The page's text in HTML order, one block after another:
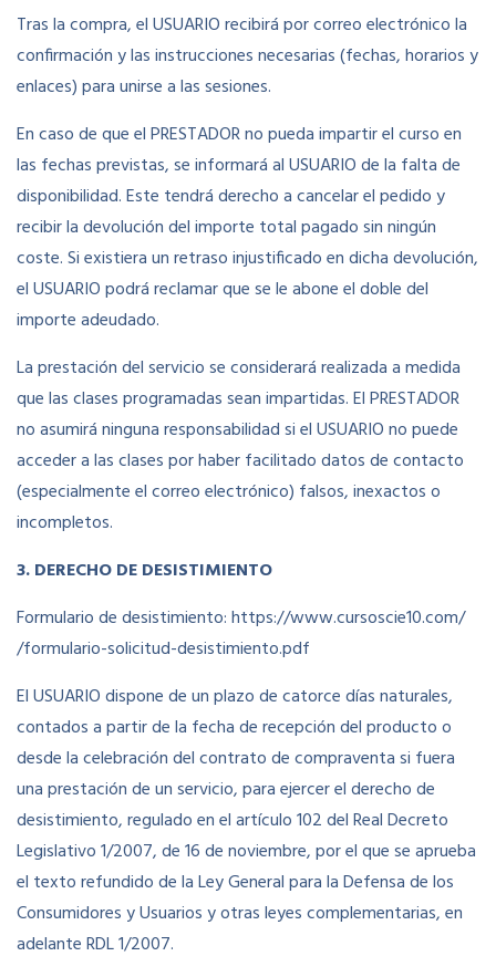
Tras la compra, el USUARIO recibirá por correo electrónico la
confirmación y las instrucciones necesarias (fechas, horarios y
enlaces) para unirse a las sesiones.
En caso de que el PRESTADOR no pueda impartir el curso en
las fechas previstas, se informará al USUARIO de la falta de
disponibilidad. Este tendrá derecho a cancelar el pedido y
recibir la devolución del importe total pagado sin ningún
coste. Si existiera un retraso injustificado en dicha devolución,
el USUARIO podrá reclamar que se le abone el doble del
importe adeudado.
La prestación del servicio se considerará realizada a medida
que las clases programadas sean impartidas. El PRESTADOR
no asumirá ninguna responsabilidad si el USUARIO no puede
acceder a las clases por haber facilitado datos de contacto
(especialmente el correo electrónico) falsos, inexactos o
incompletos.
3. DERECHO DE DESISTIMIENTO
Formulario de desistimiento: https://www.cursoscie10.com/
/formulario-solicitud-desistimiento.pdf
El USUARIO dispone de un plazo de catorce días naturales,
contados a partir de la fecha de recepción del producto o
desde la celebración del contrato de compraventa si fuera
una prestación de un servicio, para ejercer el derecho de
desistimiento, regulado en el artículo 102 del Real Decreto
Legislativo 1/2007, de 16 de noviembre, por el que se aprueba
el texto refundido de la Ley General para la Defensa de los
Consumidores y Usuarios y otras leyes complementarias, en
adelante RDL 1/2007.